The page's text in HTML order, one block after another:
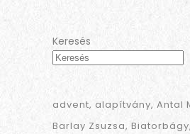
Keresés
advent alapítvány Antal
Barlay Zsuzsa Biatorbágy